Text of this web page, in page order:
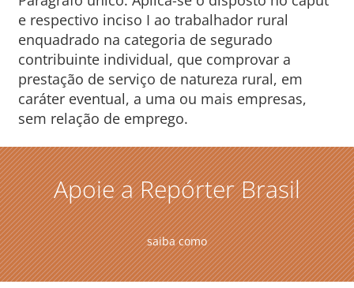
e respectivo inciso I ao trabalhador rural
enquadrado na categoria de segurado
contribuinte individual, que comprovar a
prestação de serviço de natureza rural, em
caráter eventual, a uma ou mais empresas,
sem relação de emprego.
Apoie a Repórter Brasil
saiba como